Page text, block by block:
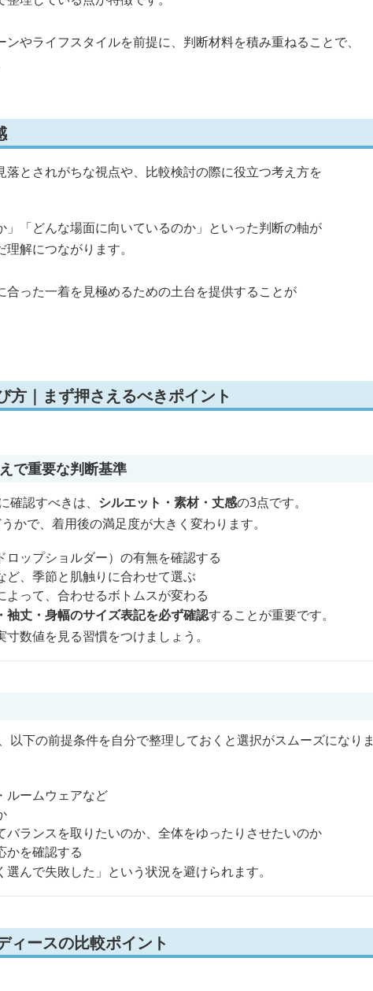
やライフスタイルを前提に、判断材料を積み重ねることで、
とされがちな視点や、比較検討の際に役立つ考え方を
「どんな場面に向いているのか」といった判断の軸が
解につながります。
った一着を見極めるための土台を提供することが
方｜まず押さえるべきポイント
で重要な判断基準
認すべきは、 シルエット・素材・丈感の3点です。
かで、着用後の満足度が大きく変わります。
ロップショルダー）の有無を確認する
、季節と肌触りに合わせて選ぶ
って、合わせるボトムスが変わる
袖丈・身幅のサイズ表記を必ず確認することが重要です。
数値を見る習慣をつけましょう。
下の前提条件を自分で整理しておくと選択がスムーズになりま
ルームウェアなど
バランスを取りたいのか、全体をゆったりさせたいのか
かを確認する
んで失敗した」という状況を避けられます。
ィースの比較ポイント